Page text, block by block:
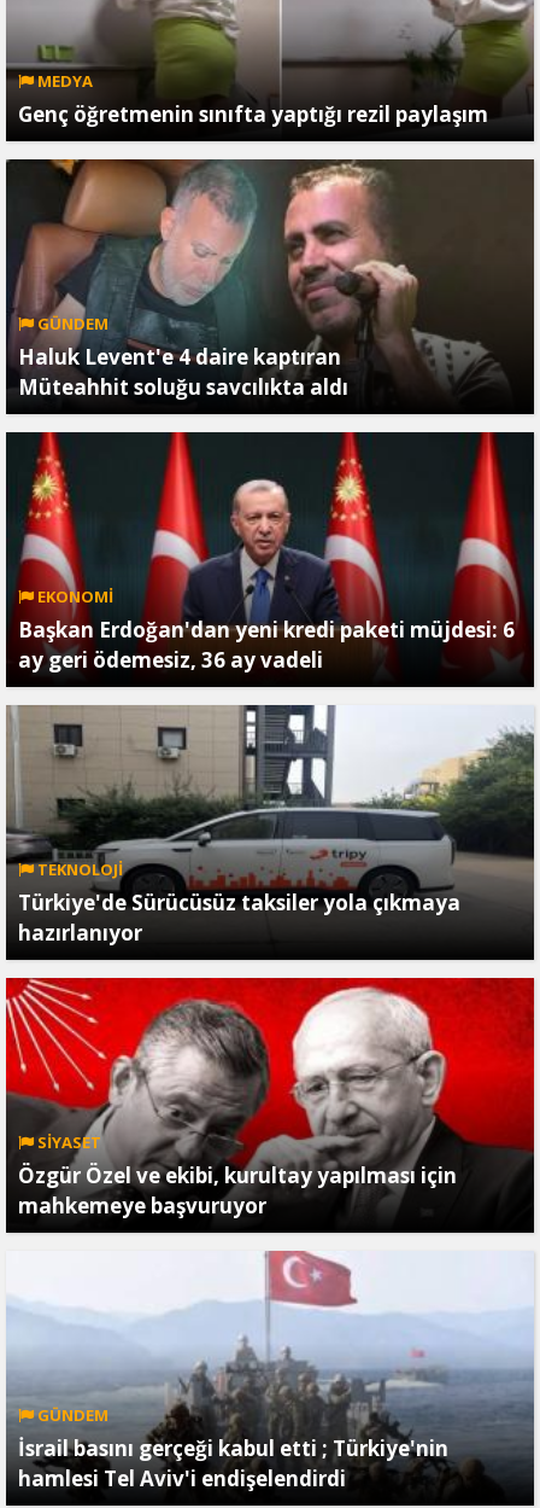
MEDYA
Genç öğretmenin sınıfta yaptığı rezil paylaşım
GÜNDEM
Haluk Levent'e 4 daire kaptıran
Müteahhit soluğu savcılıkta aldı
EKONOMİ
Başkan Erdoğan'dan yeni kredi paketi müjdesi: 6
ay geri ödemesiz, 36 ay vadeli
TEKNOLOJİ
Türkiye'de Sürücüsüz taksiler yola çıkmaya
hazırlanıyor
SİYASET
Özgür Özel ve ekibi, kurultay yapılması için
mahkemeye başvuruyor
GÜNDEM
İsrail basını gerçeği kabul etti ; Türkiye'nin
hamlesi Tel Aviv'i endişelendirdi